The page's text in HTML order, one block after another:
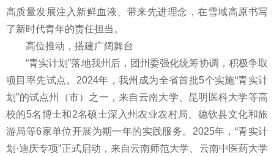
高质量发展注入新鲜血液、带来先进理念，在雪域高原书写
了新时代青年的责任担当。
高位推动，搭建广阔舞台
“青实计划”落地我州后，团州委强化统筹协调，积极争取
项目率先试点。2024年，我州成为全省首批5个实施“青实计
划”的试点州（市）之一，来自云南大学、昆明医科大学等高
校的5名博士和2名硕士深入州农业农村局、德钦县文化和旅
游局等6家单位开展为期一年的实践服务。2025年，“青实计
划·迪庆专项”正式启动，来自云南师范大学、云南中医药大学